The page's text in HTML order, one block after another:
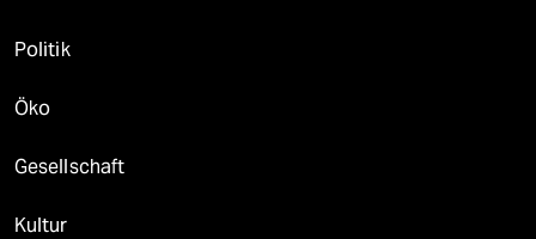
Politik
Öko
Gesellschaft
Kultur